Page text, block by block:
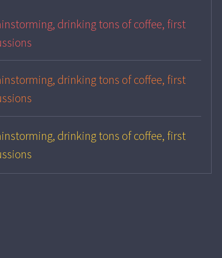
drinking tons of coffee, first
drinking tons of coffee, first
drinking tons of coffee, first